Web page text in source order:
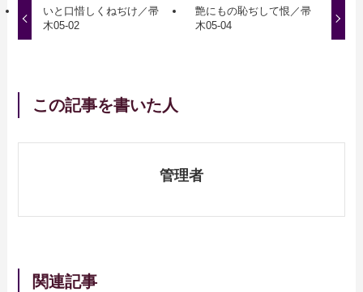
いと口惜しくねぢけ／帚
木05-02
艶にもの恥ぢして恨／帚
木05-04
この記事を書いた人
管理者
関連記事